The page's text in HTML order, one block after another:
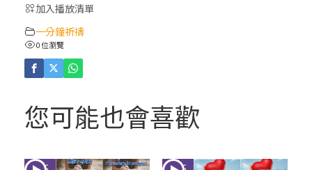
(5)黃敏正主教帶你做「四旬期避靜」—【逾
人相遇
加入播放清單
一分鐘祈禱
0 位瀏覽
您可能也會喜歡